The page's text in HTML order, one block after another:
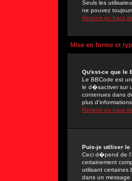
Seuls les
ne pouvez
Revenir en haut
Mise en forme et
Qu'est-ce que le
Le BBCode est
le d�sactiver sur
contenues dans
plus
Revenir en haut
Puis-je utiliser le
Ceci d�pend de
certainement
utilisant certaines
dans un message